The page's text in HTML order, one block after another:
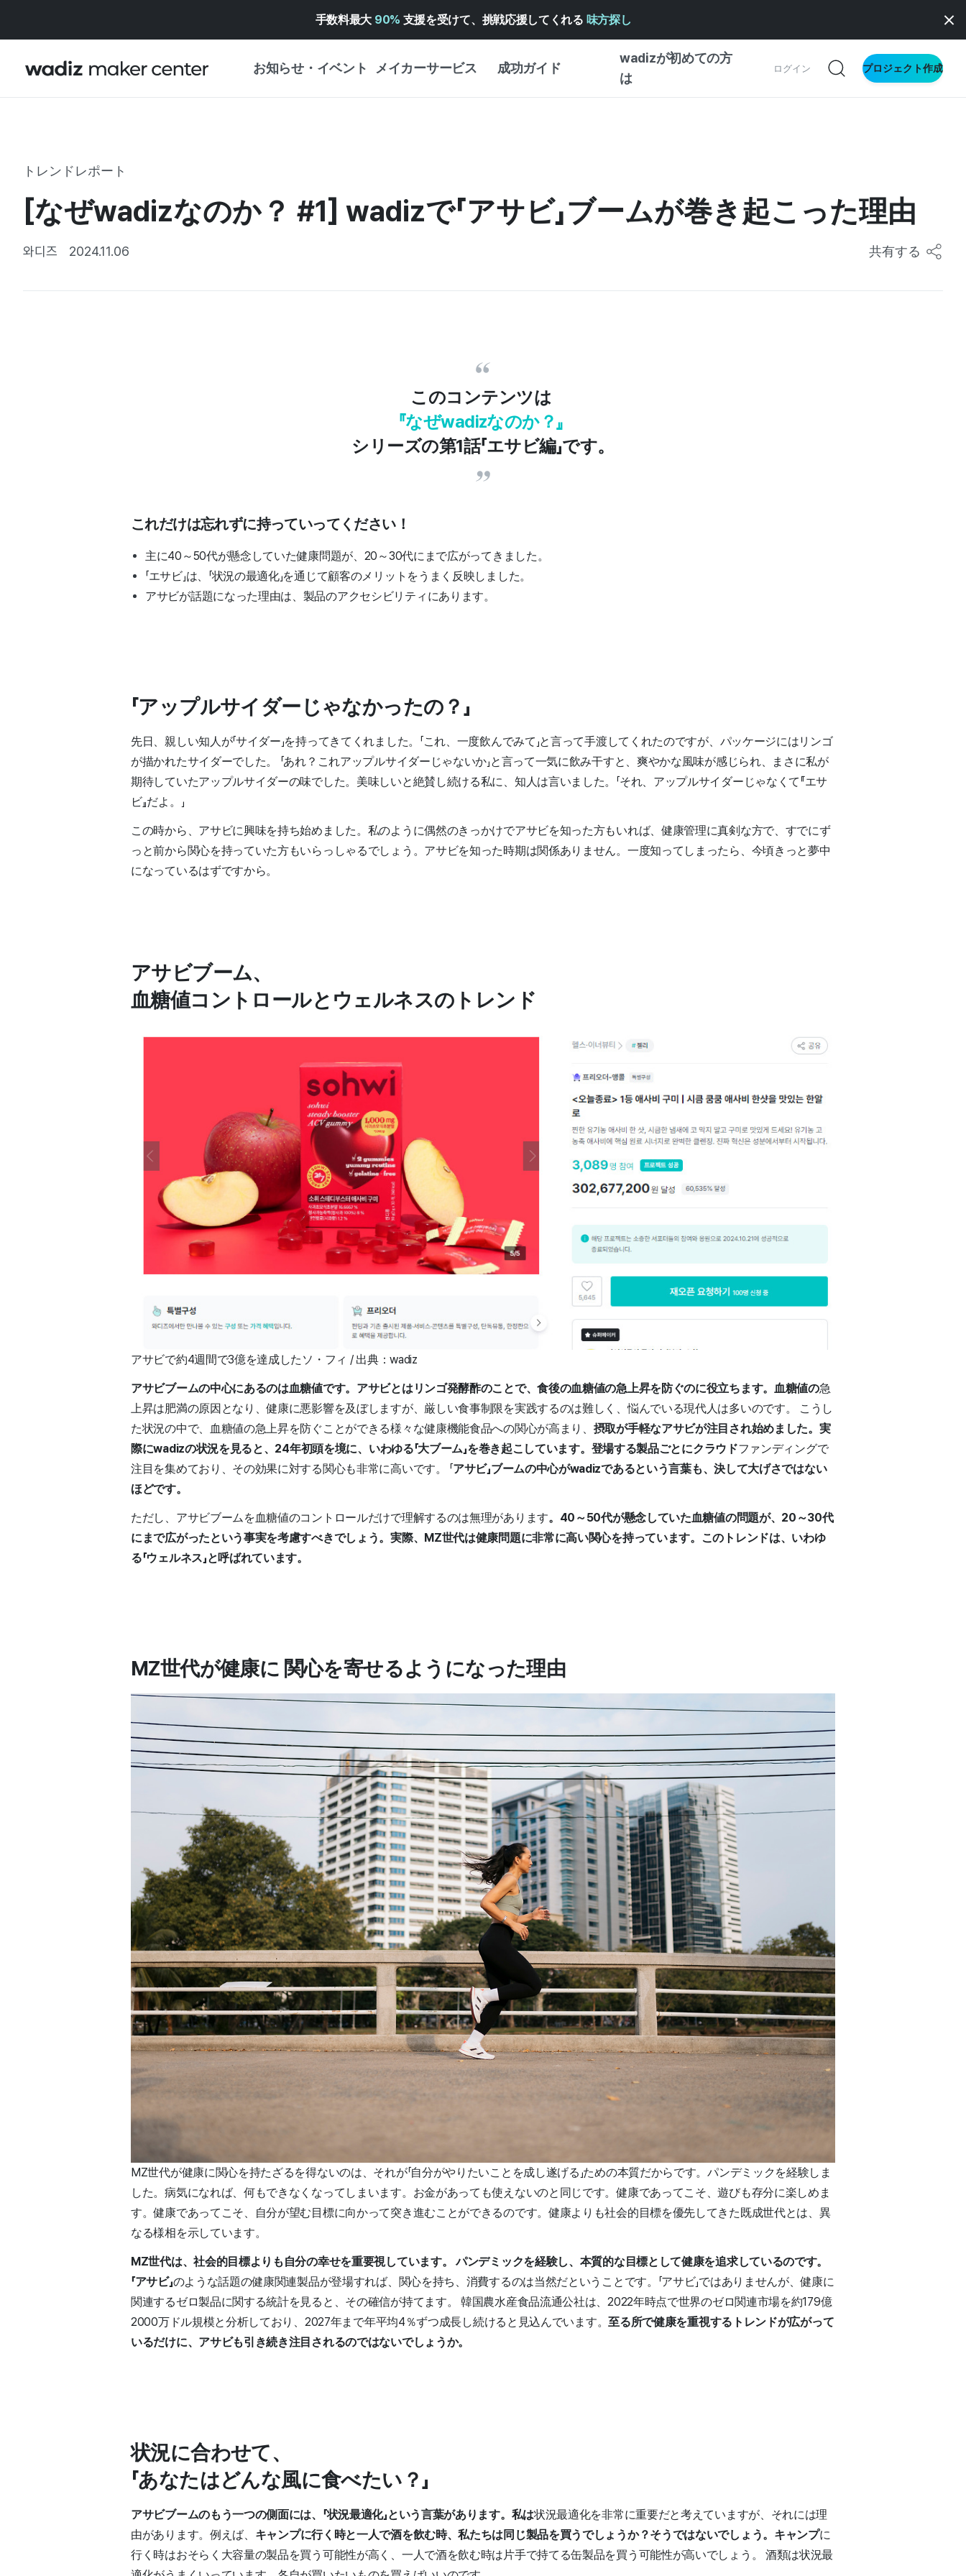
手数料最大 90% 支援を受けて、挑戦応援してくれる 味方探し
お知らせ・イベント メイカーサービス 成功ガイド
wadizが初めての方
は
ログイン プロジェクト作成
企画展カレンダー
WADIZアワード ↗︎
成功ストーリー
創作型
ビジネス向け
トレンドレポート
[なぜwadizなのか？ #1] wadizで「アサビ」ブームが巻き起こった理由
와디즈 2024.11.06 共有する
このコンテンツは
『なぜwadizなのか？』
シリーズの第1話「エサビ編」です。
これだけは忘れずに持っていってください！
主に40～50代が懸念していた健康問題が、20～30代にまで広がってきました。
「エサビ」は、「状況の最適化」を通じて顧客のメリットをうまく反映しました。
アサビが話題になった理由は、製品のアクセシビリティにあります。
「アップルサイダーじゃなかったの？」
先日、親しい知人が「サイダー」を持ってきてくれました。「これ、一度飲んでみて」と言って手渡してくれたのですが、パッケージにはリンゴ
が描かれたサイダーでした。 「あれ？これアップルサイダーじゃないか」と言って一気に飲み干すと、爽やかな風味が感じられ、まさに私が
期待していたアップルサイダーの味でした。美味しいと絶賛し続ける私に、知人は言いました。「それ、アップルサイダーじゃなくて『エサ
ビ』だよ。」
この時から、アサビに興味を持ち始めました。私のように偶然のきっかけでアサビを知った方もいれば、健康管理に真剣な方で、すでにず
っと前から関心を持っていた方もいらっしゃるでしょう。アサビを知った時期は関係ありません。一度知ってしまったら、今頃きっと夢中
になっているはずですから。
アサビブーム、
血糖値コントロールとウェルネスのトレンド
アサビで約4週間で3億を達成したソ・フィ / 出典：wadiz
アサビブームの中心にあるのは血糖値です。アサビとはリンゴ発酵酢のことで、食後の血糖値の急上昇を防ぐのに役立ちます。血糖値の急
上昇は肥満の原因となり、健康に悪影響を及ぼしますが、厳しい食事制限を実践するのは難しく、悩んでいる現代人は多いのです。 こうし
た状況の中で、血糖値の急上昇を防ぐことができる様々な健康機能食品への関心が高まり、 摂取が手軽なアサビが注目され始めました。実
際にwadizの状況を見ると、24年初頭を境に、いわゆる「大ブーム」を巻き起こしています。登場する製品ごとにクラウドファンディングで
注目を集めており、その効果に対する関心も非常に高いです。 「アサビ」ブームの中心がwadizであるという言葉も、決して大げさではない
ほどです。
ただし、アサビブームを血糖値のコントロールだけで理解するのは無理があります。40～50代が懸念していた血糖値の問題が、20～30代
にまで広がったという事実を考慮すべきでしょう。実際、MZ世代は健康問題に非常に高い関心を持っています。このトレンドは、いわゆ
る「ウェルネス」と呼ばれています。
MZ世代が健康に 関心を寄せるようになった理由
MZ世代が健康に関心を持たざるを得ないのは、それが「自分がやりたいことを成し遂げる」ための本質だからです。パンデミックを経験しま
した。病気になれば、何もできなくなってしまいます。お金があっても使えないのと同じです。健康であってこそ、遊びも存分に楽しめま
す。健康であってこそ、自分が望む目標に向かって突き進むことができるのです。健康よりも社会的目標を優先してきた既成世代とは、異
なる様相を示しています。
MZ世代は、社会的目標よりも自分の幸せを重要視しています。
パンデミックを経験し、本質的な目標として健康を追求しているのです。
「アサビ」のような話題の健康関連製品が登場すれば、関心を持ち、消費するのは当然だということです。「アサビ」ではありませんが、健康に
関連するゼロ製品に関する統計を見ると、その確信が持てます。 韓国農水産食品流通公社は、2022年時点で世界のゼロ関連市場を約179億
2000万ドル規模と分析しており、2027年まで年平均4％ずつ成長し続けると見込んでいます。至る所で健康を重視するトレンドが広がって
いるだけに、アサビも引き続き注目されるのではないでしょうか。
状況に合わせて、
「あなたはどんな風に食べたい？」
アサビブームのもう一つの側面には、「状況最適化」という言葉があります。私は状況最適化を非常に重要だと考えていますが、それには理
由があります。例えば、 キャンプに行く時と一人で酒を飲む時、私たちは同じ製品を買うでしょうか？そうではないでしょう。キャンプに
行く時はおそらく大容量の製品を買う可能性が高く、一人で酒を飲む時は片手で持てる缶製品を買う可能性が高いでしょう。 酒類は状況最